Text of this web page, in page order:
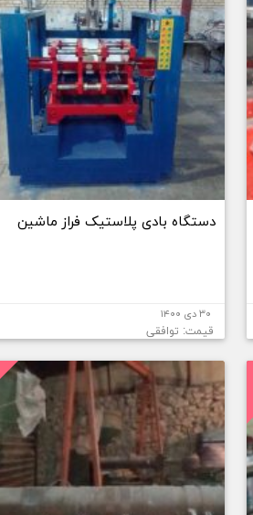
دستگاه بادی پلاستیک فراز ماشین
۳۰ دی ۱۴۰۰
قیمت: توافقی